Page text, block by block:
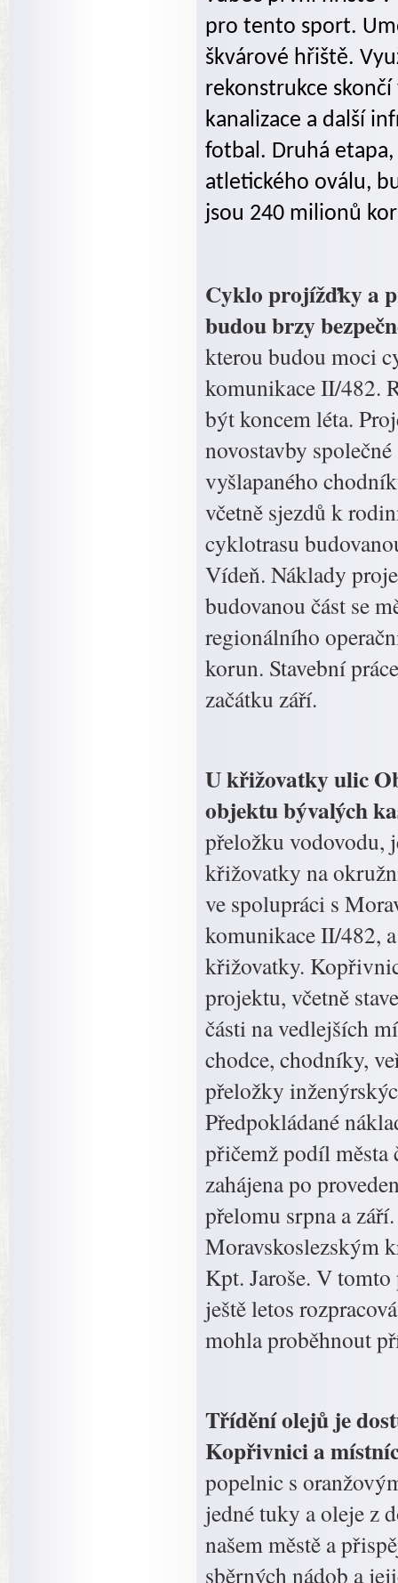
pro tento sport.
škvárové hřiště.
rekonstrukce
kanalizace a další
fotbal. Druhá
atletického oválu,
jsou 240 milionů
Cyklo projížďky a
budou brzy
kterou budou moci
komunikace II/482.
být koncem léta.
novostavby
vyšlapaného
včetně sjezdů k
cyklotrasu
Vídeň. Náklady
budovanou část se
regionálního
korun. Stavební
začátku září.
U křižovatky ulic
objektu bývalých
přeložku vodovodu,
křižovatky na
ve spolupráci s
komunikace II/482,
křižovatky.
projektu, včetně
části na vedlejších
chodce, chodníky,
přeložky
Předpokládané
přičemž podíl města
zahájena po
přelomu srpna a
Moravskoslezským
Kpt. Jaroše. V
ještě letos
mohla
Třídění olejů je
Kopřivnici a
popelnic s
jedné tuky a oleje z
našem městě a
sběrných nádob a